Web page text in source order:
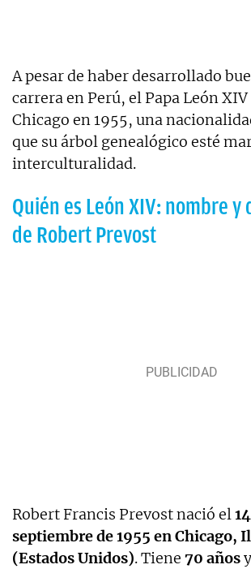
A pesar de haber desarrollado
carrera en Perú, el Papa León
Chicago en 1955, una
que su árbol genealógico esté
interculturalidad.
Quién es León XIV: nombre y
de Robert Prevost
Robert Francis Prevost nació el
septiembre de 1955 en Chicago,
(Estados Unidos). Tiene 70 años